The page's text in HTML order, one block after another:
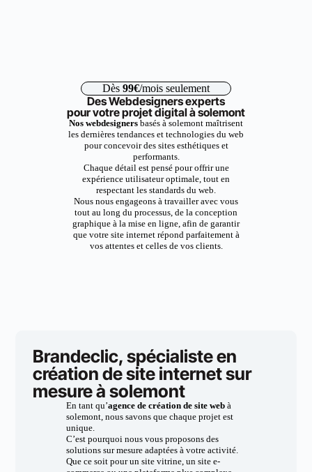
Dès 99€/mois seulement
Des Webdesigners experts
pour votre projet digital à solemont
Nos webdesigners basés à solemont maîtrisent
les dernières tendances et technologies du web
pour concevoir des sites esthétiques et
performants.
Chaque détail est pensé pour offrir une
expérience utilisateur optimale, tout en
respectant les standards du web.
Nous nous engageons à travailler avec vous
tout au long du processus, de la conception
graphique à la mise en ligne, afin de garantir
que votre site internet répond parfaitement à
vos attentes et celles de vos clients.
Brandeclic, spécialiste en
création de site internet sur
mesure à solemont
En tant qu’agence de création de site webà
solemont, nous savons que chaque projet est
unique.
C’est pourquoi nous vous proposons des
solutions sur mesure adaptées à votre activité.
Que ce soit pour un site vitrine, un site e-